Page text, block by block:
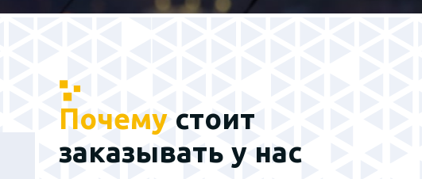
Наш эксклюзивный
партнер - группа
заводов г. Санкт-
Почему стоит
заказывать у нас